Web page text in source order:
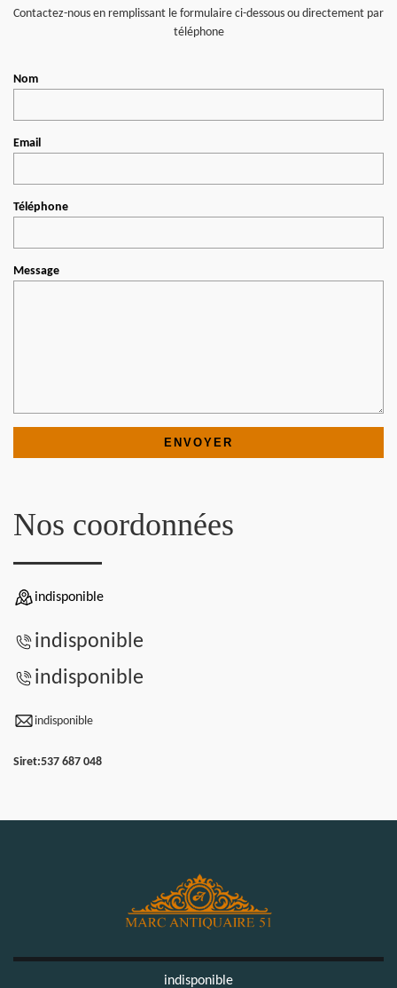
Contactez-nous en remplissant le formulaire ci-dessous ou directement par
téléphone
Nom
Email
Téléphone
Message
Nos coordonnées
indisponible
indisponible
indisponible
indisponible
Siret:537 687 048
indisponible